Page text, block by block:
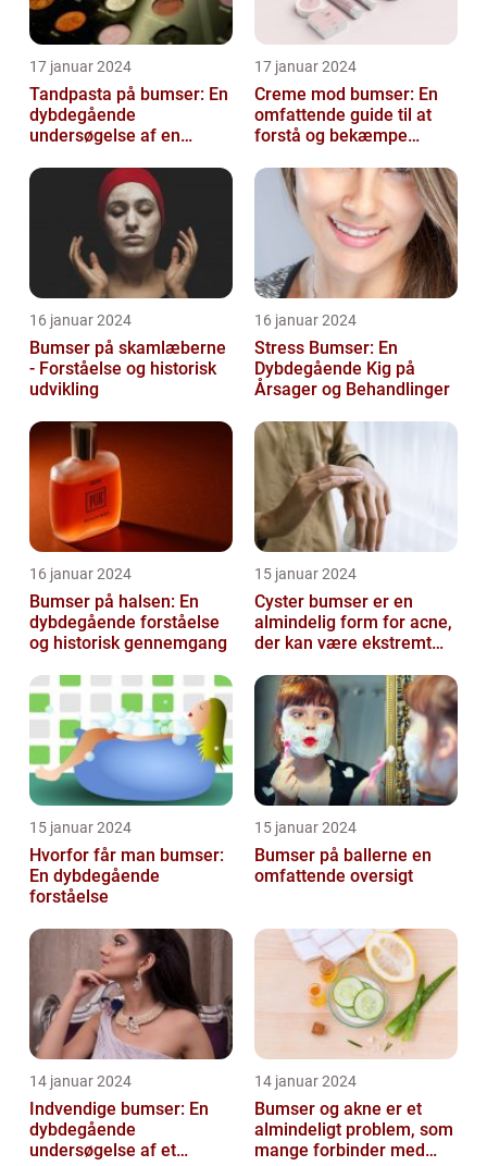
17 januar 2024
Tandpasta på bumser: En
dybdegående
undersøgelse af en
skønhedsanbefaling
17 januar 2024
Creme mod bumser: En
omfattende guide til at
forstå og bekæmpe
16 januar 2024
Bumser på skamlæberne
- Forståelse og historisk
udvikling
16 januar 2024
Stress Bumser: En
Dybdegående Kig på
Årsager og Behandlinger
16 januar 2024
Bumser på halsen: En
dybdegående forståelse
og historisk gennemgang
15 januar 2024
Cyster bumser er en
almindelig form for acne,
der kan være ekstremt
belastende for d...
15 januar 2024
Hvorfor får man bumser:
En dybdegående
forståelse
15 januar 2024
Bumser på ballerne en
omfattende oversigt
14 januar 2024
Indvendige bumser: En
dybdegående
undersøgelse af et
14 januar 2024
Bumser og akne er et
almindeligt problem, som
mange forbinder med